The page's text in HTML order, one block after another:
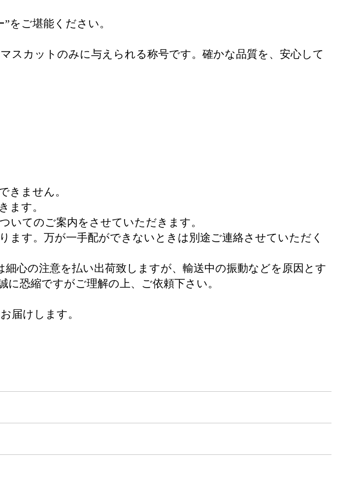
をご堪能ください。
スカットのみに与えられる称号です。確かな品質を、安心して
きません。
ます。
いてのご案内をさせていただきます。
す。万が一手配ができないときは別途ご連絡させていただく
心の注意を払い出荷致しますが、輸送中の振動などを原因とす
恐縮ですがご理解の上、ご依頼下さい。
届けします。